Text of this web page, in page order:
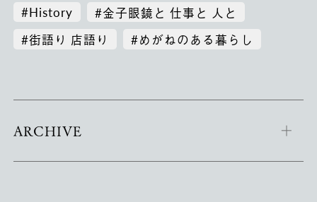
#History
#金子眼鏡と 仕事と 人と
#街語り 店語り
#めがねのある暮らし
ARCHIVE